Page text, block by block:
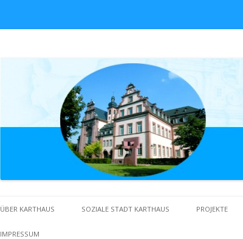
Zuhaus in Karthaus
ÜBER KARTHAUS SOZIALE STADT KARTHAUS PROJEKTE
IMPRESSUM